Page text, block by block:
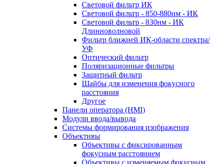
Световой фильтр ИК
Световой фильтр - 850-880нм - ИК
Световой фильтр - 830нм - ИК
Длинноволновой
Фильтр ближней ИК-области спектра/
УФ
Оптический фильтр
Поляризационные фильтры
Защитный фильтр
Шайбы для изменения фокусного
расстояния
Другое
Панели оператора (HMI)
Модули ввода/вывода
Системы формирования изображения
Объективы
Объективы с фиксированным
фокусным расстоянием
Объективы с изменяемым фокусным